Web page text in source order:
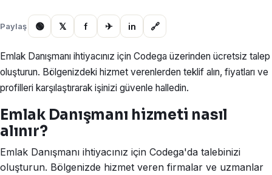
Paylaş 🟢 𝕏 f ✈ in 🔗
Emlak Danışmanı ihtiyacınız için Codega üzerinden ücretsiz talep
oluşturun. Bölgenizdeki hizmet verenlerden teklif alın, fiyatları ve
profilleri karşılaştırarak işinizi güvenle halledin.
Emlak Danışmanı hizmeti nasıl
alınır?
Emlak Danışmanı ihtiyacınız için Codega'da talebinizi
oluşturun. Bölgenizde hizmet veren firmalar ve uzmanlar